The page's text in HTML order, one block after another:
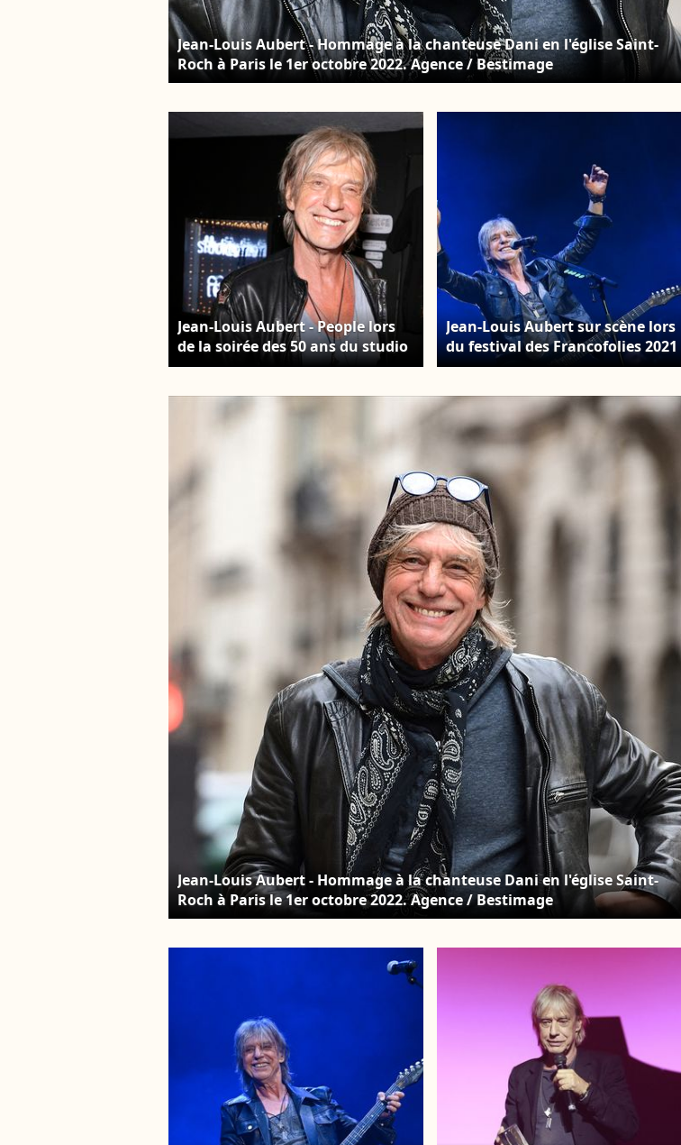
Jean-Louis Aubert - Hommage à la chanteuse Dani en l'église Saint-
Roch à Paris le 1er octobre 2022. Agence / Bestimage
Jean-Louis Aubert - People lors
de la soirée des 50 ans du studio
Ferber à Paris. Le 29 juin 2023 ©
Jean-Louis Aubert sur scène lors
du festival des Francofolies 2021
à la Rochelle, France, le 10 juillet
Jean-Louis Aubert - Hommage à la chanteuse Dani en l'église Saint-
Roch à Paris le 1er octobre 2022. Agence / Bestimage